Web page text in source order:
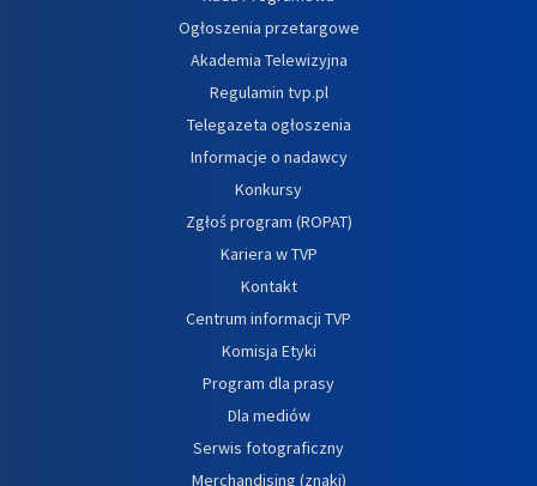
Ogłoszenia przetargowe
Akademia Telewizyjna
Regulamin tvp.pl
Telegazeta ogłoszenia
Informacje o nadawcy
Konkursy
Zgłoś program (ROPAT)
Kariera w TVP
Kontakt
Centrum informacji TVP
Komisja Etyki
Program dla prasy
Dla mediów
Serwis fotograficzny
Merchandising (znaki)